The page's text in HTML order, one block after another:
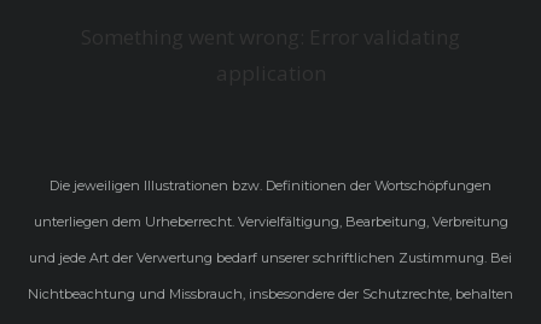
Die jeweiligen Illustrationen bzw. Definitionen der Wortschöpfungen
unterliegen dem Urheberrecht. Vervielfältigung, Bearbeitung, Verbreitung
und jede Art der Verwertung bedarf unserer schriftlichen Zustimmung. Bei
Nichtbeachtung und Missbrauch, insbesondere der Schutzrechte, behalten